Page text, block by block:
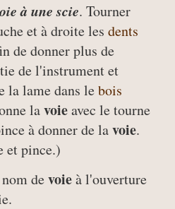
à une scie. Tourner
et à droite les dents
de donner plus de
de l'instrument et
la lame dans lebois
lavoieavec le tourne
à donner de lavoie.
et pince.)
devoieà l'ouverture